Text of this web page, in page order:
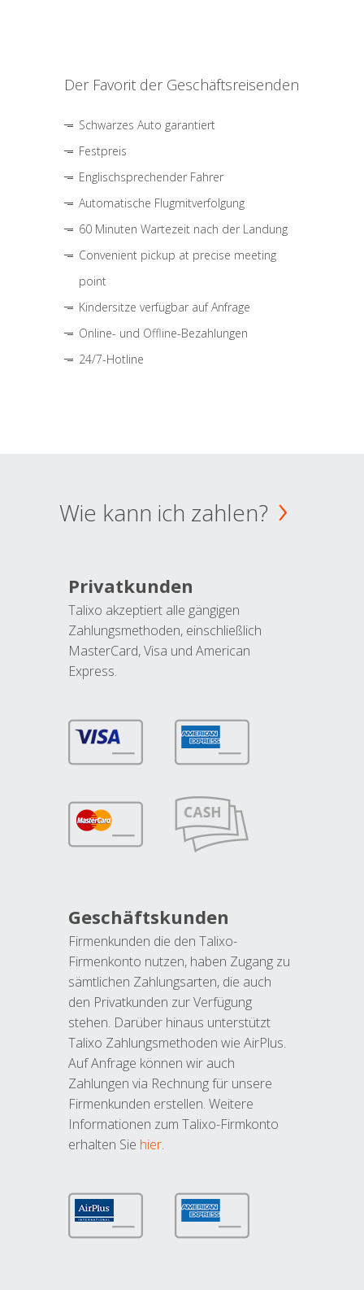
Der Favorit der Geschäftsreisenden
Schwarzes Auto garantiert
Festpreis
Englischsprechender Fahrer
Automatische Flugmitverfolgung
60 Minuten Wartezeit nach der Landung
Convenient pickup at precise meeting
point
Kindersitze verfügbar auf Anfrage
Online- und Offline-Bezahlungen
24/7-Hotline
Wie kann ich zahlen?
Privatkunden
Talixo akzeptiert alle gängigen
Zahlungsmethoden, einschließlich
MasterCard, Visa und American
Express.
Geschäftskunden
Firmenkunden die den Talixo-
Firmenkonto nutzen, haben Zugang zu
sämtlichen Zahlungsarten, die auch
den Privatkunden zur Verfügung
stehen. Darüber hinaus unterstützt
Talixo Zahlungsmethoden wie AirPlus.
Auf Anfrage können wir auch
Zahlungen via Rechnung für unsere
Firmenkunden erstellen. Weitere
Informationen zum Talixo-Firmkonto
erhalten Sie hier.